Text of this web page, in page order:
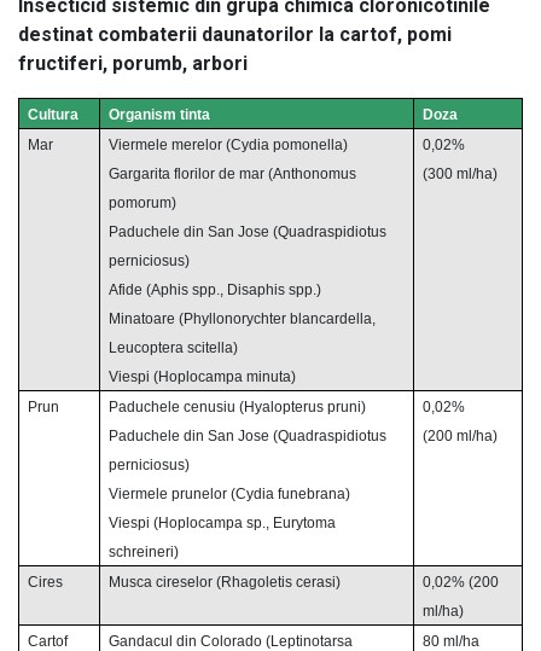
Insecticid sistemic din grupa chimica cloronicotinile
destinat combaterii daunatorilor la cartof, pomi
fructiferi, porumb, arbori
Cultura Organism tinta
Doza
Mar
Viermele merelor (Cydia pomonella)
Gargarita florilor de mar (Anthonomus
pomorum)
Paduchele dinSan Jose (Quadraspidiotus
perniciosus)
Afide (Aphis spp., Disaphis spp.)
Minatoare (Phyllonorychter blancardella,
Leucoptera scitella)
Viespi (Hoplocampa minuta)
0,02%
(300 ml/ha)
Prun
Paduchele cenusiu (Hyalopterus pruni)
Paduchele dinSan Jose (Quadraspidiotus
perniciosus)
Viermele prunelor (Cydia funebrana)
Viespi (Hoplocampa sp., Eurytoma
schreineri)
0,02%
(200 ml/ha)
Cires Musca cireselor (Rhagoletis cerasi)
0,02% (200
ml/ha)
Cartof
Gandacul dinColorado (Leptinotarsa
80 ml/ha